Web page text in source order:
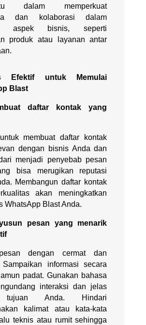
dalam memperkuat
dan kolaborasi dalam
aspek bisnis, seperti
produk atau layanan antar
Efektif untuk Memulai
Blast
daftar kontak yang
membuat daftar kontak
dengan bisnis Anda dan
menjadi penyebab pesan
bisa merugikan reputasi
Membangun daftar kontak
akan meningkatkan
WhatsApp Blast Anda.
pesan yang menarik
dengan cermat dan
Sampaikan informasi secara
padat. Gunakan bahasa
interaksi dan jelas
tujuan Anda. Hindari
kalimat atau kata-kata
teknis atau rumit sehingga